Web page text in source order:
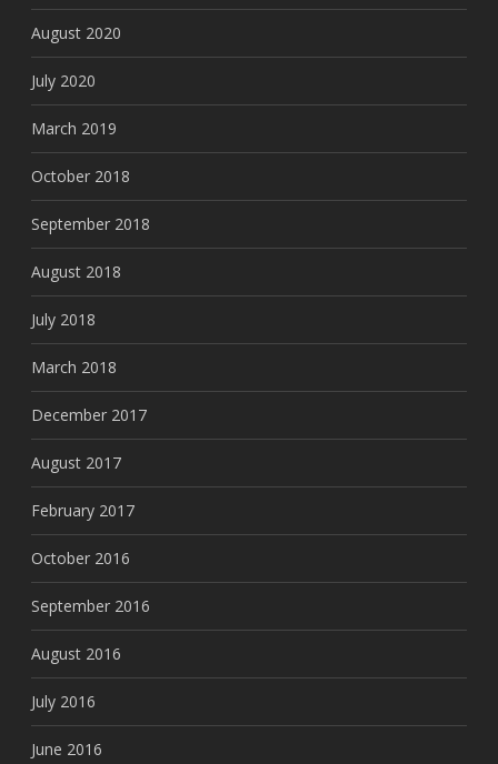
August 2020
July 2020
March 2019
October 2018
September 2018
August 2018
July 2018
March 2018
December 2017
August 2017
February 2017
October 2016
September 2016
August 2016
July 2016
June 2016